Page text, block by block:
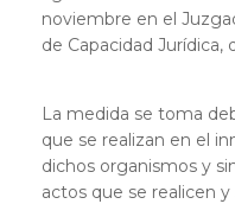
noviembre en el
de Capacidad Jurídica,
La medida se toma
que se realizan en el
dichos organismos y
actos que se realicen